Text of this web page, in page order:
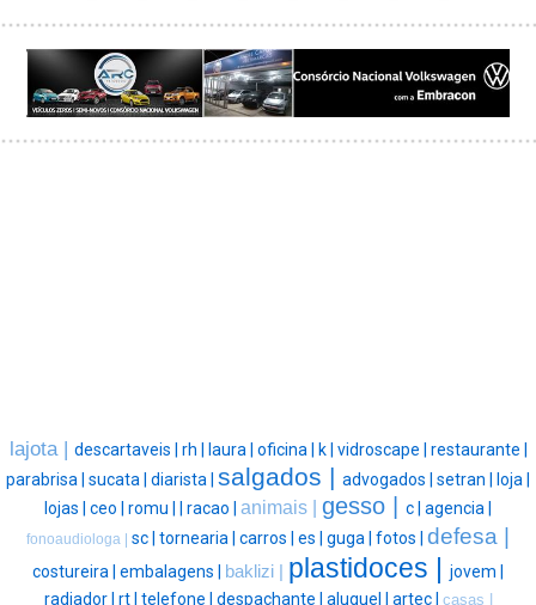
lajota | descartaveis | rh | laura | oficina | k | vidroscape | restaurante |
parabrisa | sucata | diarista | salgados | advogados | setran |
loja |
lojas | ceo | romu | racao | animais | gesso | c | agencia |
fonoaudiologa | sc | tornearia | carros | es | guga | fotos | defesa |
costureira | embalagens | baklizi | plastidoces | jovem |
radiador | rt | telefone | despachante | aluguel | artec | casas |